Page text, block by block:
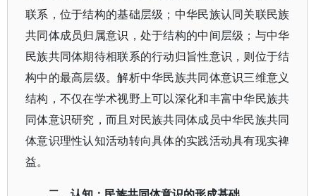
联系，位于结构的基础层级；中华民族认同关联民族
共同体成员归属意识，处于结构的中间层级；与中华
民族共同体期待相联系的行动归旨性意识，则位于结
构中的最高层级。解析中华民族共同体意识三维意义
结构，不仅在学术视野上可以深化和丰富中华民族共
同体意识研究，而且对民族共同体成员中华民族共同
体意识理性认知活动转向具体的实践活动具有现实裨
益。